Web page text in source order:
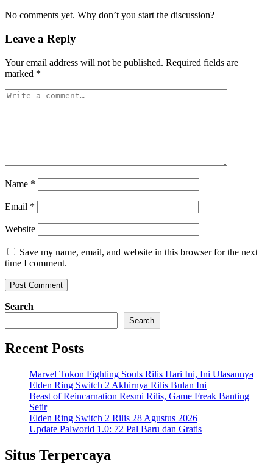
No comments yet. Why don’t you start the discussion?
Leave a Reply
Your email address will not be published. Required fields are
marked *
Name *
Email *
Website
Save my name, email, and website in this browser for the next
time I comment.
Search
Search
Recent Posts
Marvel Tokon Fighting Souls Rilis Hari Ini, Ini Ulasannya
Elden Ring Switch 2 Akhirnya Rilis Bulan Ini
Beast of Reincarnation Resmi Rilis, Game Freak Banting
Setir
Elden Ring Switch 2 Rilis 28 Agustus 2026
Update Palworld 1.0: 72 Pal Baru dan Gratis
Situs Terpercaya